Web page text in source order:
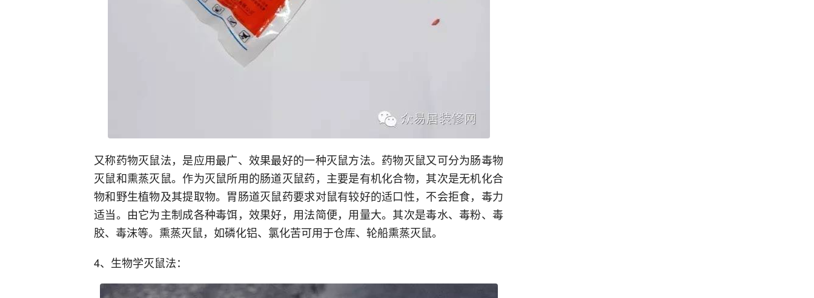
又称药物灭鼠法，是应用最广、效果最好的一种灭鼠方法。药物灭鼠又可分为肠毒物
灭鼠和熏蒸灭鼠。作为灭鼠所用的肠道灭鼠药，主要是有机化合物，其次是无机化合
物和野生植物及其提取物。胃肠道灭鼠药要求对鼠有较好的适口性，不会拒食，毒力
适当。由它为主制成各种毒饵，效果好，用法简便，用量大。其次是毒水、毒粉、毒
胶、毒沫等。熏蒸灭鼠，如磷化铝、氯化苦可用于仓库、轮船熏蒸灭鼠。
4、生物学灭鼠法：